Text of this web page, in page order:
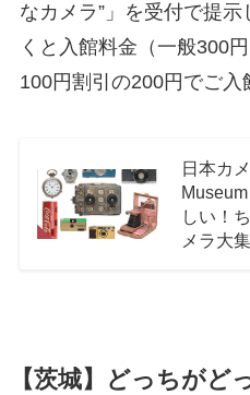
なカメラ”」を受付で提
くと入館料金（一般300
100円割引の200円でご入
日本カ
しい！
メラ大集
【茨城】どっちがど